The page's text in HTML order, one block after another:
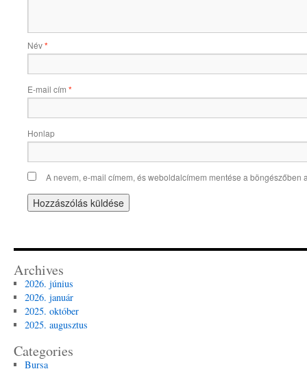
Név*
E-mail cím *
Honlap
A nevem, e-mail címem, és weboldalcímem mentése a böngészőben
Archives
2026. június
2026. január
2025. október
2025. augusztus
Categories
Bursa